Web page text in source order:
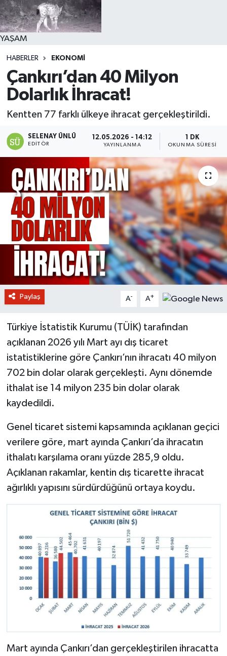
YAŞAM
HABERLER EKONOMİ
Çankırı’dan 40 Milyon
Dolarlık İhracat!
Kentten 77 farklı ülkeye ihracat gerçekleştirildi.
SELENAY ÜNLÜ
EDITÖR
12.05.2026 - 14:12
YAYINLANMA
1 DK
OKUNMA SÜRESI
Paylaş A- A+
Türkiye İstatistik Kurumu (TÜİK) tarafından
açıklanan 2026 yılı Mart ayı dış ticaret
istatistiklerine göre Çankırı’nın ihracatı 40 milyon
702 bin dolar olarak gerçekleşti. Aynı dönemde
ithalat ise 14 milyon 235 bin dolar olarak
kaydedildi.
Genel ticaret sistemi kapsamında açıklanan geçici
verilere göre, mart ayında Çankırı’da ihracatın
ithalatı karşılama oranı yüzde 285,9 oldu.
Açıklanan rakamlar, kentin dış ticarette ihracat
ağırlıklı yapısını sürdürdüğünü ortaya koydu.
Mart ayında Çankırı’dan gerçekleştirilen ihracatta